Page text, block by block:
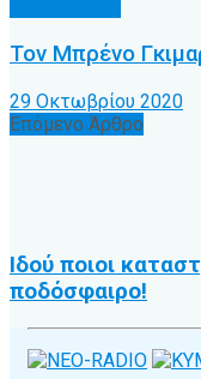
Τον Μπρένο
29 Οκτωβρίου 2020
Επόμενο Άρθρο
Ιδού ποιοι
ποδόσφαιρο!